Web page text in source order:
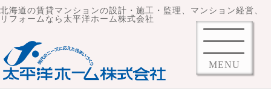
北海道の賃貸マンションの設計・施工・監理、マンション経営、
リフォームなら太平洋ホーム株式会社
MENU